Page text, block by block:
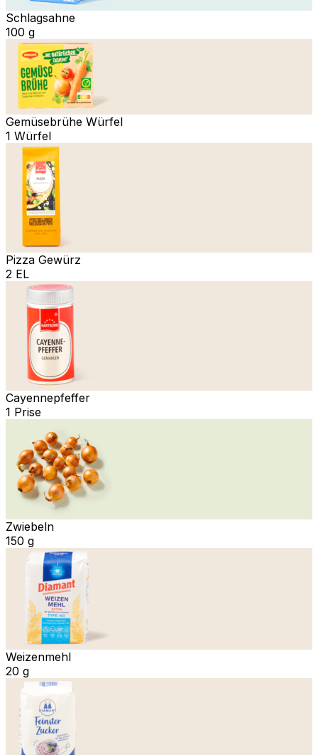
Schlagsahne
100 g
Gemüsebrühe Würfel
1 Würfel
Pizza Gewürz
2 EL
Cayennepfeffer
1 Prise
Zwiebeln
150 g
Weizenmehl
20 g